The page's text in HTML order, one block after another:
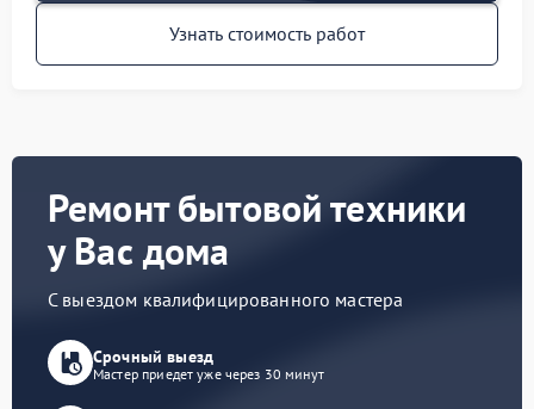
Узнать стоимость работ
Ремонт бытовой техники
у Вас дома
С выездом квалифицированного мастера
Срочный выезд
Мастер приедет уже через 30 минут